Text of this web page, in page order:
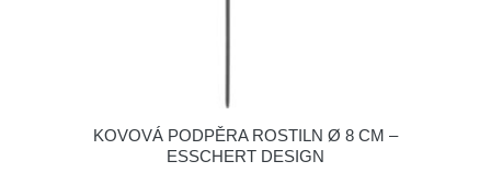
KOVOVÁ PODPĚRA ROSTILN Ø 8 CM –
ESSCHERT DESIGN